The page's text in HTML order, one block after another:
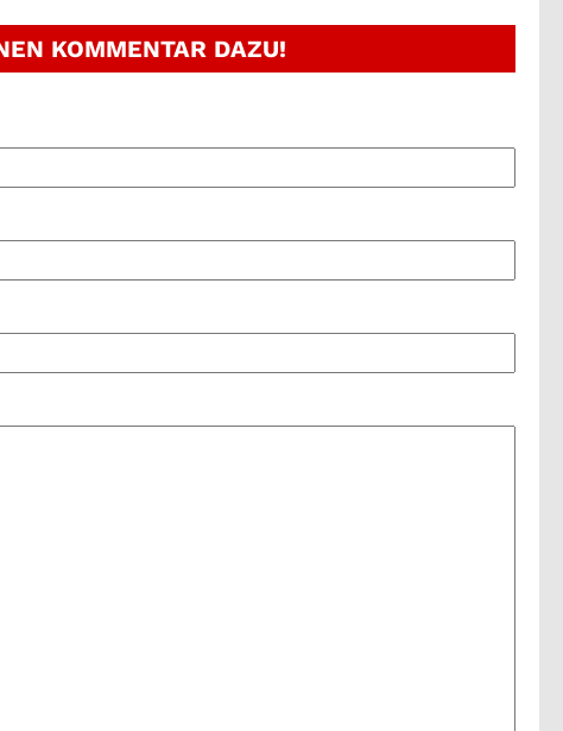
KOMMENTAR DAZU!